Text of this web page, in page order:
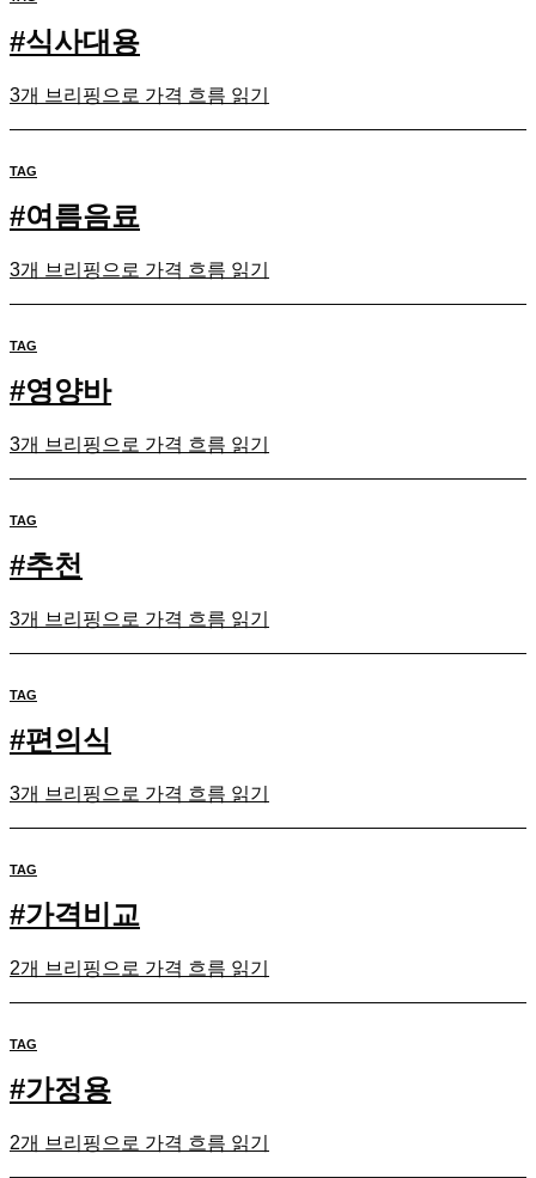
#식사대용
3개 브리핑으로 가격 흐름 읽기
TAG
#여름음료
3개 브리핑으로 가격 흐름 읽기
TAG
#영양바
3개 브리핑으로 가격 흐름 읽기
TAG
#추천
3개 브리핑으로 가격 흐름 읽기
TAG
#편의식
3개 브리핑으로 가격 흐름 읽기
TAG
#가격비교
2개 브리핑으로 가격 흐름 읽기
TAG
#가정용
2개 브리핑으로 가격 흐름 읽기